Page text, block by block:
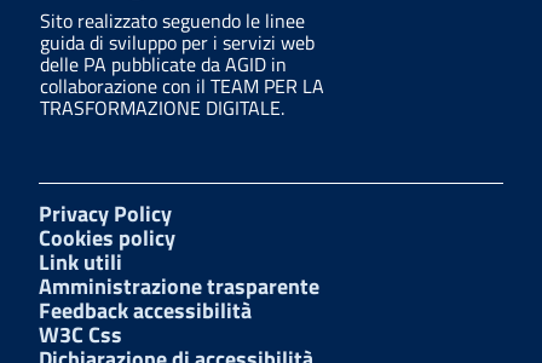
Sito realizzato seguendo le linee
guida di sviluppo per i servizi web
delle PA pubblicate da AGID in
collaborazione con il TEAM PER LA
TRASFORMAZIONE DIGITALE.
Privacy Policy
Cookies policy
Link utili
Amministrazione trasparente
Feedback accessibilità
W3C Css